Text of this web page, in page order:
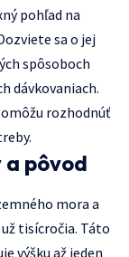
pohľad na
sa o jej
spôsoboch
dávkovaniach.
rozhodnúť
pôvod
mora a
tisícročia. Táto
výšku až jeden